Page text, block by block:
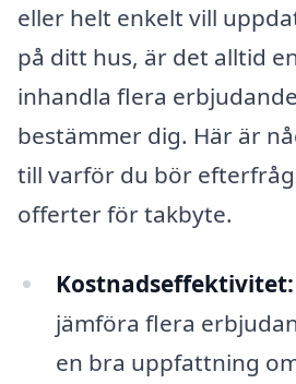
eller helt enkelt vill
på ditt hus, är det alltid
inhandla flera
bestämmer dig. Här är
till varför du bör
offerter för takbyte.
Kostnadseffektivitet:
jämföra flera
en bra uppfattning